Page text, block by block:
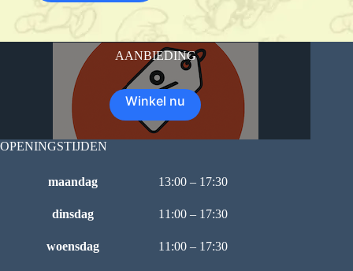
AANBIEDING
Winkel nu
OPENINGSTIJDEN
maandag 13:00 – 17:30
dinsdag 11:00 – 17:30
woensdag 11:00 – 17:30